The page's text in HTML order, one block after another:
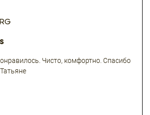
Чисто, комфортно. Спасибо